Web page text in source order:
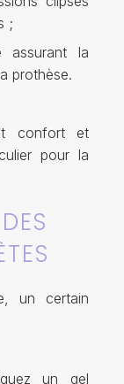
;
la
prothèse.
confort et
pour la
un certain
un gel